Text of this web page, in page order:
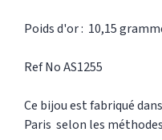
Poids d'or : 10,15
Ref No AS1255
Ce bijou est fabriqué
Paris selon les